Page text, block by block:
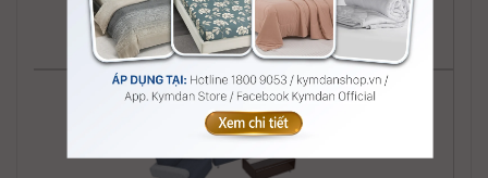
Sofa kiểu Mighty